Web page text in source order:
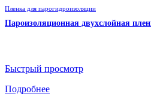
Пленка для парогидроизоляции
Пароизоляционная двухслойная
Быстрый просмотр
Подробнее